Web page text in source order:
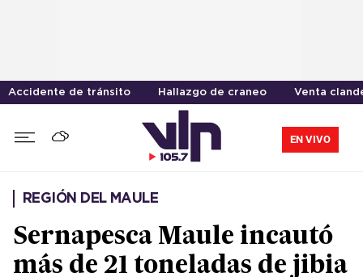
Accidente de tránsito Hallazgo de craneo Venta
EN VIVO
REGIÓN DEL MAULE
Sernapesca Maule incautó
más de 21 toneladas de jibia